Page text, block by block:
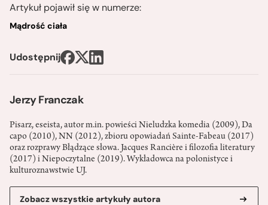
Jerzy Franczak
Pisarz, eseista, autor m.in. powieści Nieludzka komedia (2009), Da
capo (2010), NN (2012), zbioru opowiadań Sainte-Fabeau (2017)
oraz rozprawy Błądzące słowa. Jacques Rancière i filozofia literatury
(2017) i Niepoczytalne (2019). Wykładowca na polonistyce i
kulturoznawstwie UJ.
Zobacz wszystkie artykuły autora
Artykuł pojawił się w numerze:
Mądrość ciała
Udostępnij